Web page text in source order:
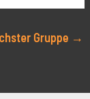
Gruppe →